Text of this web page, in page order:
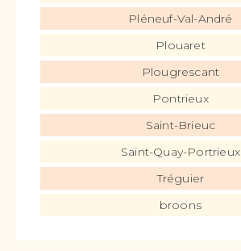
Pléneuf-Val-André
Plouaret
Plougrescant
Pontrieux
Saint-Brieuc
Saint-Quay-Portrieux
Tréguier
broons